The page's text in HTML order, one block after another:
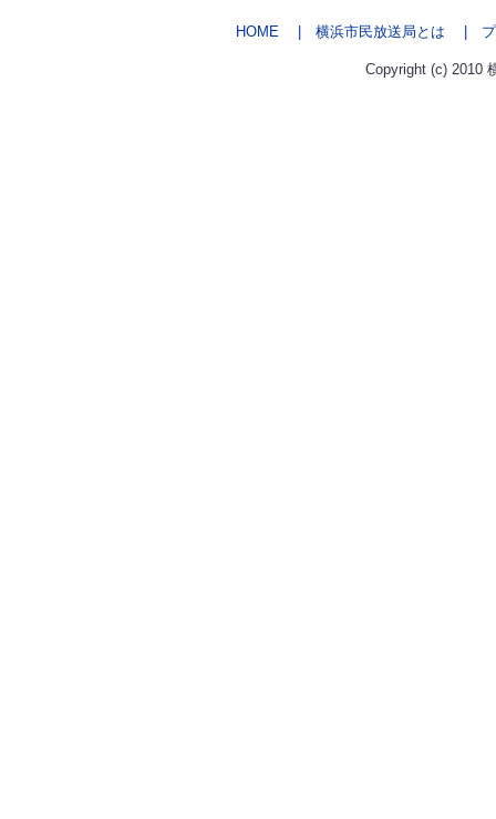
HOME | 横浜市民放送局とは | プ
Copyright (c) 2010